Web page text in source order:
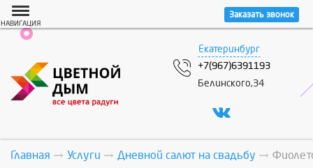
Заказать звонок
НАВИГАЦИЯ
Екатеринбург
+7(967)6391193
Белинского,34
Главная Услуги Дневной салют на свадьбу